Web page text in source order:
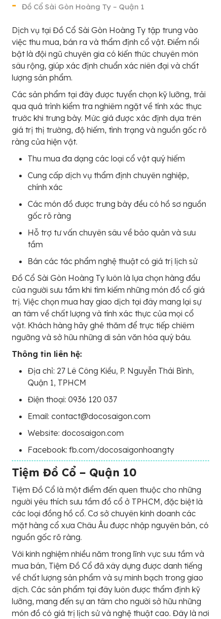
Đồ Cổ Sài Gòn Hoàng Ty – Quận 1
Dịch vụ tại Đồ Cổ Sài Gòn Hoàng Ty tập trung vào
việc thu mua, bán ra và thẩm định cổ vật. Điểm nổi
bật là đội ngũ chuyên gia có kiến thức chuyên môn
sâu rộng, giúp xác định chuẩn xác niên đại và chất
lượng sản phẩm.
Các sản phẩm tại đây được tuyển chọn kỹ lưỡng, trải
qua quá trình kiểm tra nghiêm ngặt về tính xác thực
trước khi trưng bày. Mức giá được xác định dựa trên
giá trị thị trường, độ hiếm, tình trạng và nguồn gốc rõ
ràng của hiện vật.
Thu mua đa dạng các loại cổ vật quý hiếm
Cung cấp dịch vụ thẩm định chuyên nghiệp,
chính xác
Các món đồ được trưng bày đều có hồ sơ nguồn
gốc rõ ràng
Hỗ trợ tư vấn chuyên sâu về bảo quản và sưu
tầm
Bán các tác phẩm nghệ thuật có giá trị lịch sử
Đồ Cổ Sài Gòn Hoàng Ty luôn là lựa chọn hàng đầu
của người sưu tầm khi tìm kiếm những món đồ cổ giá
trị. Việc chọn mua hay giao dịch tại đây mang lại sự
an tâm về chất lượng và tính xác thực của mọi cổ
vật. Khách hàng hãy ghé thăm để trực tiếp chiêm
ngưỡng và sở hữu những di sản văn hóa quý báu.
Thông tin liên hệ:
Địa chỉ: 27 Lê Công Kiều, P. Nguyễn Thái Bình,
Quận 1, TPHCM
Điện thoại: 0936 120 037
Email: contact@docosaigon.com
Website: docosaigon.com
Facebook: fb.com/docosaigonhoangty
Tiệm Đồ Cổ – Quận 10
Tiệm Đồ Cổ là một điểm đến quen thuộc cho những
người yêu thích sưu tầm đồ cổ ở TPHCM, đặc biệt là
các loại đồng hồ cổ. Cơ sở chuyên kinh doanh các
mặt hàng cổ xưa Châu Âu được nhập nguyên bản, có
nguồn gốc rõ ràng.
Với kinh nghiệm nhiều năm trong lĩnh vực sưu tầm và
mua bán, Tiệm Đồ Cổ đã xây dựng được danh tiếng
về chất lượng sản phẩm và sự minh bạch trong giao
dịch. Các sản phẩm tại đây luôn được thẩm định kỹ
lưỡng, mang đến sự an tâm cho người sở hữu những
món đồ có giá trị lịch sử và nghệ thuật cao. Đây là nơi